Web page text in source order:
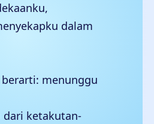
dalam
menunggu
dari ketakutan-